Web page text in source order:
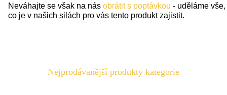
Neváhajte se však na nás obrátit s poptávkou - uděláme vše,
co je v našich silách pro vás tento produkt zajistit.
Nejprodávanější produkty kategorie